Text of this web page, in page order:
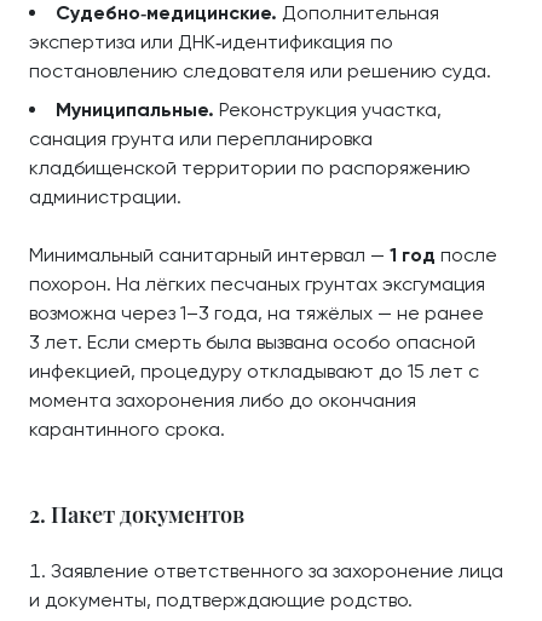
Судебно‑медицинские. Дополнительная
экспертиза или ДНК‑идентификация по
постановлению следователя или решению суда.
Муниципальные. Реконструкция участка,
санация грунта или перепланировка
кладбищенской территории по распоряжению
администрации.
Минимальный санитарный интервал — 1 год после
похорон. На лёгких песчаных грунтах эксгумация
возможна через 1–3 года, на тяжёлых — не ранее
3 лет. Если смерть была вызвана особо опасной
инфекцией, процедуру откладывают до 15 лет с
момента захоронения либо до окончания
карантинного срока.
2. Пакет документов
Заявление ответственного за захоронение лица
и документы, подтверждающие родство.